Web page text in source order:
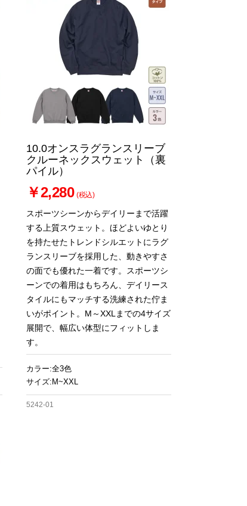
10.0オンスラグランスリーブ
クルーネックスウェット（裏
パイル）
￥2,280 (税込)
スポーツシーンからデイリーまで活躍
する上質スウェット。ほどよいゆとり
を持たせたトレンドシルエットにラグ
ランスリーブを採用した、動きやすさ
の面でも優れた一着です。スポーツシ
ーンでの着用はもちろん、デイリース
タイルにもマッチする洗練された佇ま
いがポイント。M～XXLまでの4サイズ
展開で、幅広い体型にフィットしま
す。
カラー:全3色
サイズ:M~XXL
5242-01